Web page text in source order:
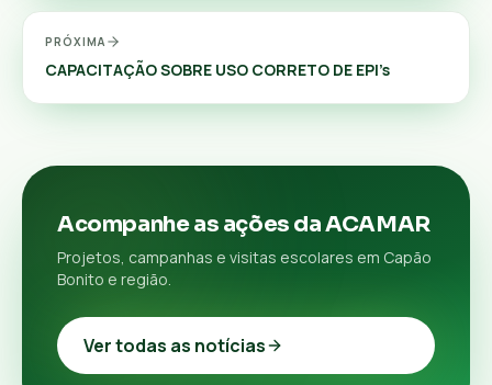
PRÓXIMA
CAPACITAÇÃO SOBRE USO CORRETO DE EPI’s
Acompanhe as ações da ACAMAR
Projetos, campanhas e visitas escolares em Capão
Bonito e região.
Ver todas as notícias